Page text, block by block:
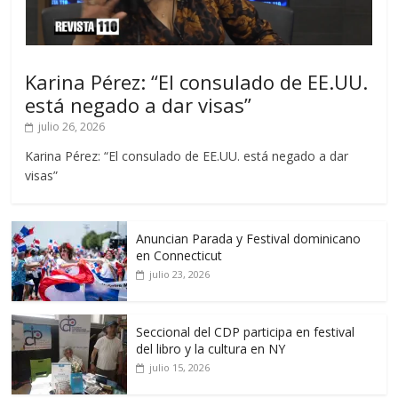
Karina Pérez: “El consulado de EE.UU.
está negado a dar visas”
julio 26, 2026
Karina Pérez: “El consulado de EE.UU. está negado a dar
visas”
Anuncian Parada y Festival dominicano
en Connecticut
julio 23, 2026
Seccional del CDP participa en festival
del libro y la cultura en NY
julio 15, 2026